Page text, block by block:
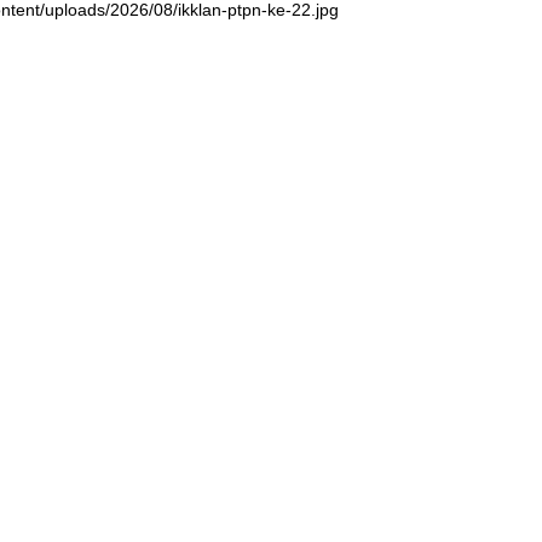
uploads/2026/08/ikklan-ptpn-ke-22.jpg